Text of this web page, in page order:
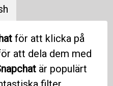
för att klicka på
att dela dem med
är populärt